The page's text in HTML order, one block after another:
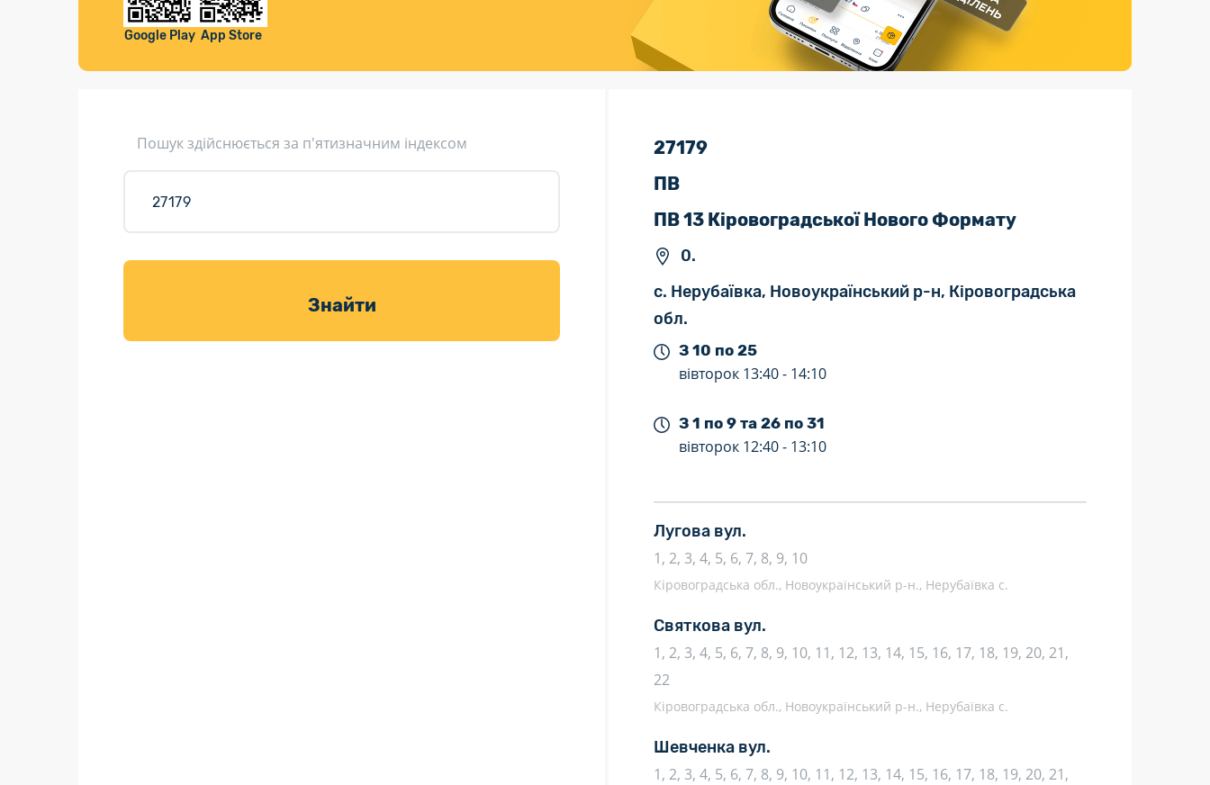
Листи та листівки
Доставка товарів для саду
Валютно-обмінні операції
Страхові послуги
Каталог «Укрпошта Маркет»
Google Play App Store
Пошук здійснюється за п'ятизначним індексом
Знайти
27179
ПВ
ПВ 13 Кіровоградської Нового Формату
0.
с. Нерубаївка, Новоукраїнський р-н, Кіровоградська
обл.
З 10 по 25
вівторок 13:40 - 14:10
З 1 по 9 та 26 по 31
вівторок 12:40 - 13:10
Лугова вул.
1, 2, 3, 4, 5, 6, 7, 8, 9, 10
Кіровоградська обл., Новоукраїнський р-н., Нерубаївка с.
Святкова вул.
1, 2, 3, 4, 5, 6, 7, 8, 9, 10, 11, 12, 13, 14, 15, 16, 17, 18, 19, 20, 21,
22
Кіровоградська обл., Новоукраїнський р-н., Нерубаївка с.
Шевченка вул.
1, 2, 3, 4, 5, 6, 7, 8, 9, 10, 11, 12, 13, 14, 15, 16, 17, 18, 19, 20, 21,